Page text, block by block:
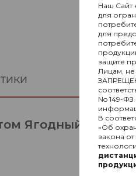
Ягодный
Наш Сайт
для
для
защите
Лицам,
No 149-
В
«Об
закона